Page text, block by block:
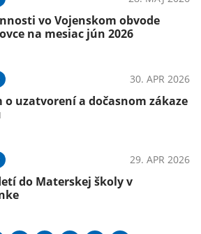
vo Vojenskom obvode
na mesiac jún 2026
30. APR 2026
o uzatvorení a dočasnom zákaze
29. APR 2026
do Materskej školy v